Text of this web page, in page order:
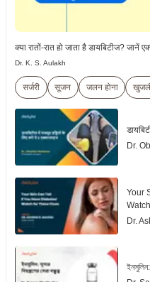
क्या रातों-रात हो जाता है डायबिटीज? जानें
Dr. K. S. Aulakh
सर्जरी सूजन जलन होना
Dr.
Your
Dr.